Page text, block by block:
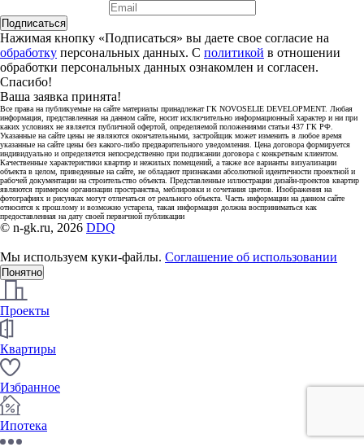
Подписаться
Нажимая кнопку «Подписаться» вы даете свое согласие на
обработку персональных данных. С политикой в отношении
обработки персональных данных ознакомлен и согласен.
Спасибо!
Ваша заявка принята!
Все права на публикуемые на сайте материалы принадлежат ГК NOVOSELIE DEVELOPMENT. Любая
информация, представленная на данном сайте, носит исключительно информационный характер и ни при
каких условиях не является публичной офертой, определяемой положениями статьи 437 ГК РФ.
Указанные на сайте цены не являются окончательными, застройщик может изменить в любое время
указанные на сайте цены без какого-либо предварительного уведомления. Цена договора формируется
индивидуально и определяется непосредственно при подписании договора с конкретным клиентом.
Качественные характеристики квартир и нежилых помещений, а также все варианты визуализации
объекта в целом, приведенные на сайте, не обладают признаками абсолютной идентичности проектной и
рабочей документации на строительство объекта. Представленные иллюстрации дизайн-проектов квартир
являются примером организации пространства, меблировки и сочетания цветов. Изображения на
фотографиях и рисунках могут отличаться от реального объекта. Часть информации на данном сайте
относится к прошлому и возможно устарела, такая информация должна восприниматься как
предоставленная на дату своей первичной публикации
© n-gk.ru, 2026 DDQ
Мы используем куки-файлы. Соглашение об использовании
Понятно
Проекты
Квартиры
Избранное
Ипотека